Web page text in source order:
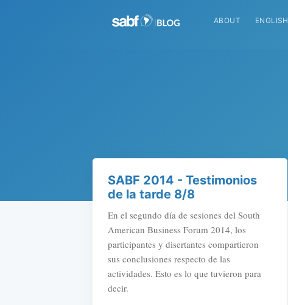
ABOUT ENGLISH
SABF 2014 - Testimonios
de la tarde 8/8
En el segundo día de sesiones del South
American Business Forum 2014, los
participantes y disertantes compartieron
sus conclusiones respecto de las
actividades. Esto es lo que tuvieron para
decir.